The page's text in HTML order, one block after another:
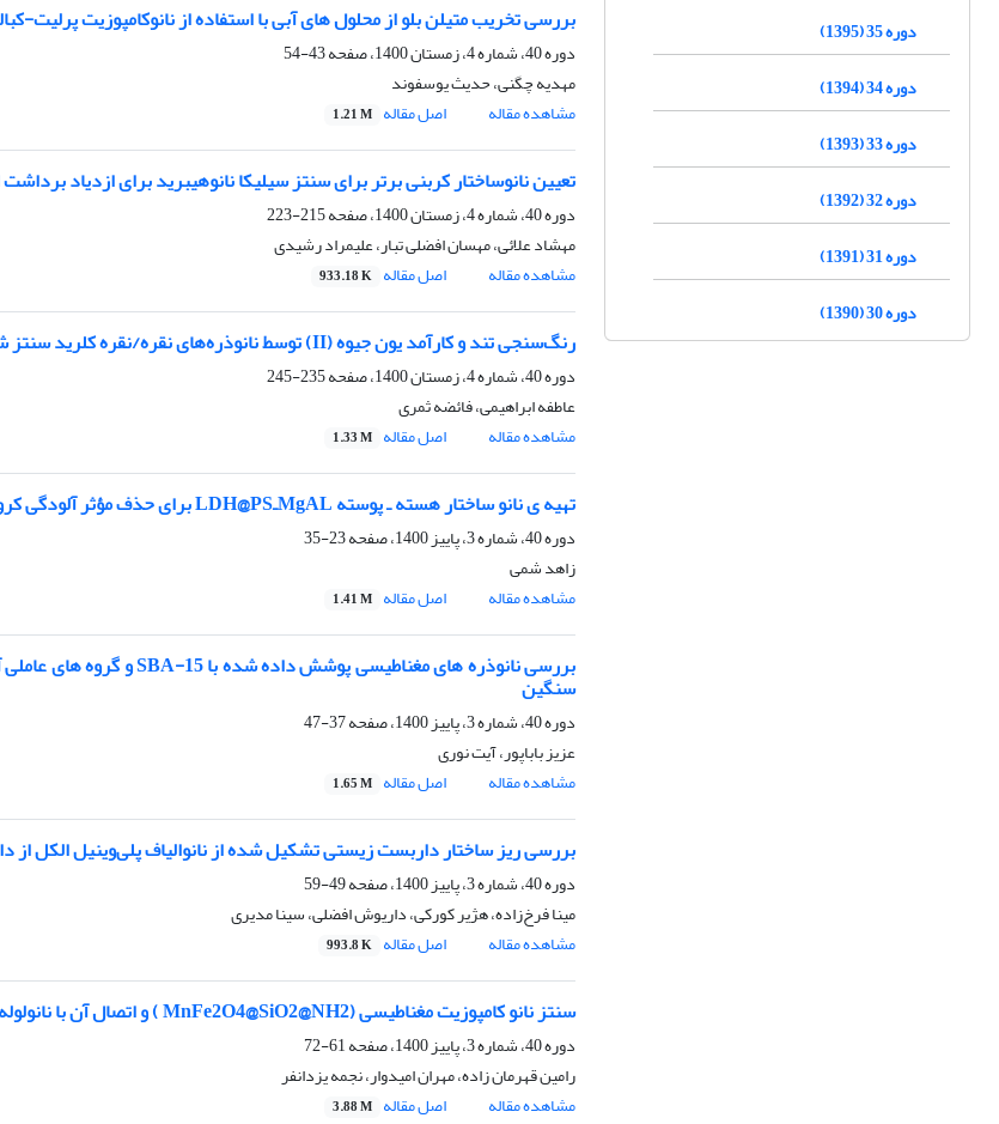
بررسی تخریب متیلن بلو از محلول های آبی با استفاده از نانوکامپوزیت
دوره 40، شماره 4، زمستان 1400، صفحه
43-54
مهدیه چگنی، حدیث یوسفوند
مشاهده مقاله
اصل مقاله 1.21 M
تعیین نانوساختار کربنی برتر برای سنتز سیلیکا نانوهیبرید برای ازدیاد
دوره 40، شماره 4، زمستان 1400، صفحه
215-223
مهشاد علائی، مهسان افضلی تبار، علیمراد رشیدی
مشاهده مقاله
اصل مقاله 933.18 K
رنگ‌سنجی تند و کارآمد یون جیوه (II) توسط نانوذره‌های نقره/نقره کلرید سنتز شده‌ی سبز با استفاده از عصاره‌ی میوه‌ی جم (Syzygium cumini L.)
دوره 40، شماره 4، زمستان 1400، صفحه
235-245
عاطفه ابراهیمی، فائضه ثمری
مشاهده مقاله
اصل مقاله 1.33 M
تهیه ی نانو ساختار هسته ـ پوسته MgALـLDH@PS برای حذف مؤثر آلودگی کروم (VI)
دوره 40، شماره 3، پاییز 1400، صفحه
23-35
زاهد شمی
مشاهده مقاله
اصل مقاله 1.41 M
سنگین
دوره 40، شماره 3، پاییز 1400، صفحه
37-47
عزیز باباپور، آیت نوری
مشاهده مقاله
اصل مقاله 1.65 M
بررسی ریز ساختار داربست زیستی تشکیل شده از نانوالیاف پلی‌وینیل الکل از
دوره 40، شماره 3، پاییز 1400، صفحه
49-59
مینا فرخ‌زاده، هژیر کورکی، داریوش افضلی، سینا مدیری
مشاهده مقاله
اصل مقاله 993.8 K
سنتز نانو کامپوزیت مغناطیسی (MnFe2O4@SiO2@NH2 ) و اتصال آن با نانولوله های کربنی چند دیواره آسیل دار شده و شناسایی آن
دوره 40، شماره 3، پاییز 1400، صفحه
61-72
رامین قهرمان زاده، مهران امیدوار، نجمه یزدانفر
مشاهده مقاله
اصل مقاله 3.88 M
دوره 35 (1395)
دوره 34 (1394)
دوره 33 (1393)
دوره 32 (1392)
دوره 31 (1391)
دوره 30 (1390)